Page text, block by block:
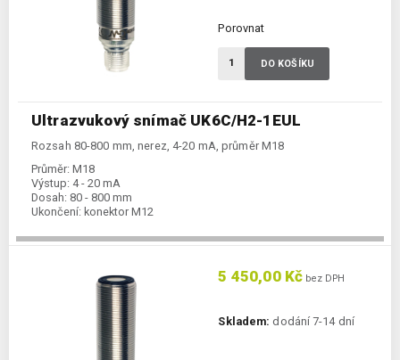
Ultrazvukový snímač UK6C/H2-1EUL
Rozsah 80-800 mm, nerez, 4-20 mA, průměr M18
Průměr: M18
Výstup: 4 - 20 mA
Dosah: 80 - 800 mm
Ukončení: konektor M12
Porovnat
DO KOŠÍKU
5 450,00 Kč bez DPH
Skladem: dodání 7-14 dní